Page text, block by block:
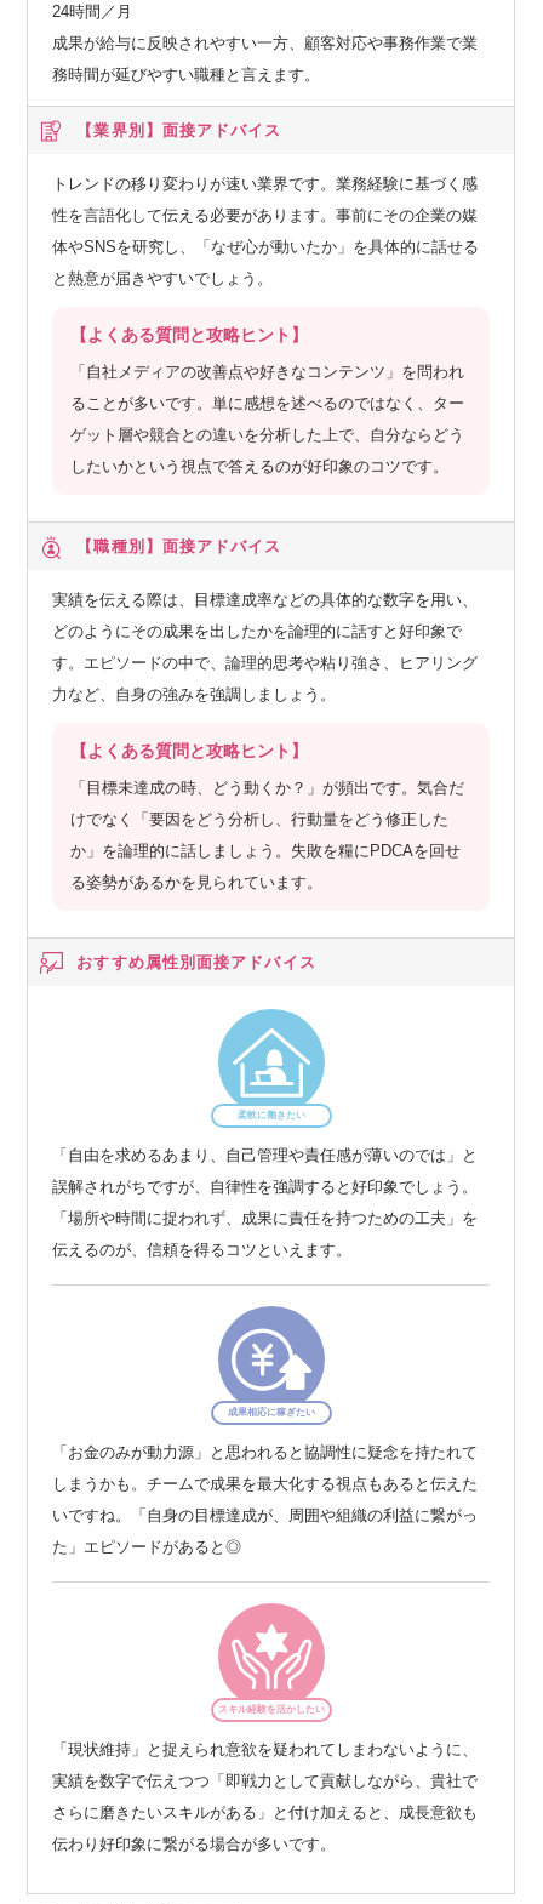
24時間／月
成果が給与に反映されやすい一方、顧客対応や事務作業で業
務時間が延びやすい職種と言えます。
【業界別】 面接アドバイス
トレンドの移り変わりが速い業界です。業務経験に基づく感
性を言語化して伝える必要があります。事前にその企業の媒
体やSNSを研究し、「なぜ心が動いたか」を具体的に話せる
と熱意が届きやすいでしょう。
【よくある質問と攻略ヒント】
「自社メディアの改善点や好きなコンテンツ」を問われ
ることが多いです。単に感想を述べるのではなく、ター
ゲット層や競合との違いを分析した上で、自分ならどう
したいかという視点で答えるのが好印象のコツです。
【職種別】 面接アドバイス
実績を伝える際は、目標達成率などの具体的な数字を用い、
どのようにその成果を出したかを論理的に話すと好印象で
す。エピソードの中で、論理的思考や粘り強さ、ヒアリング
力など、自身の強みを強調しましょう。
【よくある質問と攻略ヒント】
「目標未達成の時、どう動くか？」が頻出です。気合だ
けでなく「要因をどう分析し、行動量をどう修正した
か」を論理的に話しましょう。失敗を糧にPDCAを回せ
る姿勢があるかを見られています。
おすすめ属性別面接アドバイス
柔軟に働きたい
「自由を求めるあまり、自己管理や責任感が薄いのでは」と
誤解されがちですが、自律性を強調すると好印象でしょう。
「場所や時間に捉われず、成果に責任を持つための工夫」を
伝えるのが、信頼を得るコツといえます。
成果相応に稼ぎたい
「お金のみが動力源」と思われると協調性に疑念を持たれて
しまうかも。チームで成果を最大化する視点もあると伝えた
いですね。「自身の目標達成が、周囲や組織の利益に繋がっ
た」エピソードがあると◎
スキル経験を活かしたい
「現状維持」と捉えられ意欲を疑われてしまわないように、
実績を数字で伝えつつ「即戦力として貢献しながら、貴社で
さらに磨きたいスキルがある」と付け加えると、成長意欲も
伝わり好印象に繋がる場合が多いです。